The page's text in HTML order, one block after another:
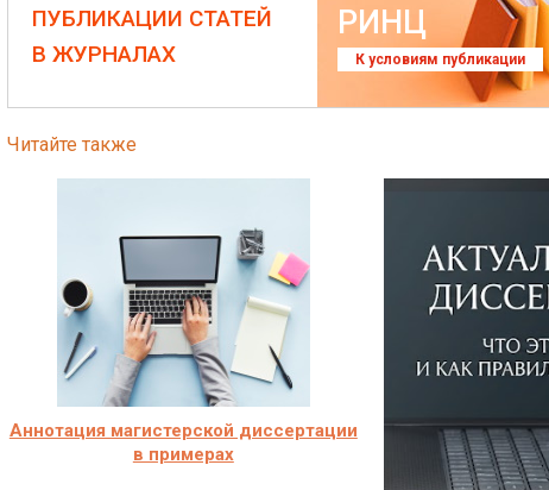
ПУБЛИКАЦИИ СТАТЕЙ
В ЖУРНАЛАХ
РИНЦ
К условиям публикации
Читайте также
Аннотация магистерской диссертации
в примерах